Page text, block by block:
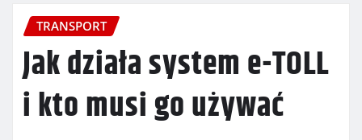
TRANSPORT
Jak działa system e-TOLL
i kto musi go używać